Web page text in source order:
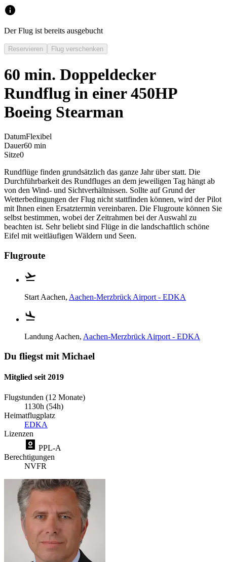
Der Flug ist bereits ausgebucht
Reservieren Flug verschenken
60 min. Doppeldecker
Rundflug in einer 450HP
Boeing Stearman
DatumFlexibel
Dauer60 min
Sitze0
Rundflüge finden grundsätzlich das ganze Jahr über statt. Die
Durchführbarkeit des Rundfluges an dem jeweiligen Tag hängt ab
von den Wind- und Sichtverhältnissen. Sollte auf Grund der
Wetterbedingungen der Flug nicht stattfinden können, wird der Pilot
mit Ihnen einen Ersatztermin vereinbaren. Die Flugroute können Sie
selbst bestimmen, wobei der Zeitrahmen bei der Auswahl zu
beachten ist. Sehr beliebt sind Flüge in die landschaftlich schöne
Eifel mit weitläufigen Wäldern und Seen.
Flugroute
Start Aachen, Aachen-Merzbrück Airport - EDKA
Landung Aachen, Aachen-Merzbrück Airport - EDKA
Du fliegst mit Michael
Mitglied seit 2019
Flugstunden (12 Monate)
1130h (54h)
Heimatflugplatz
EDKA
Lizenzen
PPL-A
Berechtigungen
NVFR